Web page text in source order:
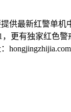
供最新红警单机
更有独家红色警